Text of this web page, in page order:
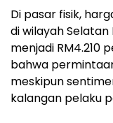
Di pasar fisik,
di wilayah
menjadi RM4.210
bahwa
meskipun
kalangan pelaku